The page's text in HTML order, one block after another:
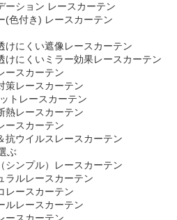
ーション レースカーテン
(色付き) レースカーテン
けにくい遮像レースカーテン
けにくいミラー効果レースカーテン
ースカーテン
策レースカーテン
トレースカーテン
熱レースカーテン
ースカーテン
抗ウイルスレースカーテン
ぶ
シンプル）レースカーテン
ラルレースカーテン
レースカーテン
ルレースカーテン